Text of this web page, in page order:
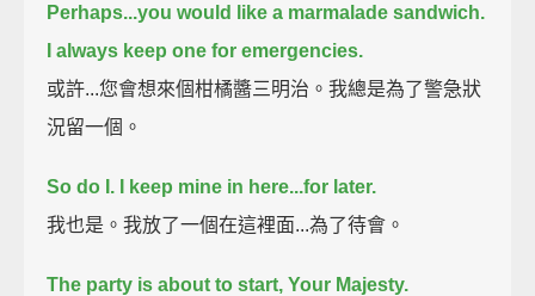
Perhaps...you would like a marmalade sandwich.
I always keep one for emergencies.
或許...您會想來個柑橘醬三明治。我總是為了警急狀
況留一個。
So do I. I keep mine in here...for later.
我也是。我放了一個在這裡面...為了待會。
The party is about to start, Your Majesty.